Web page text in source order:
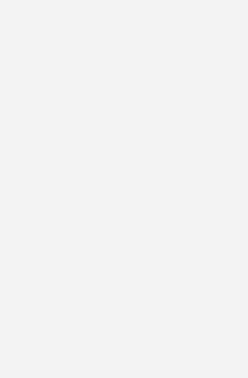
Horst Seehofer sich von
Windkraftwiderständler hat leiten
unterstützt, nicht zuletzt durch
Grafenrheinfeld. Dahinter
Grafenrheinfeld weiterlaufen zu lassen,
ansonsten Ende
spielt sich hohe Politik ab, die wir
Wir werden also gegen die
Pro Windkraft gegründet?
seit drei Wochen gegründet.
mir vorliegenden Daten haben wir nun
Einlagen für die Klage durch
Aber ich denke, dass wir die
Wir haben die bayerischen